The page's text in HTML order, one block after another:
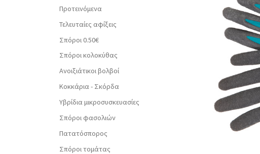
Προτεινόμενα
Τελευταίες αφίξεις
Σπόροι 0.50€
Σπόροι κολοκύθας
Ανοιξιάτικοι βολβοί
Κοκκάρια - Σκόρδα
Υβρίδια μικροσυσκευασίες
Σπόροι φασολιών
Πατατόσπορος
Σπόροι τομάτας